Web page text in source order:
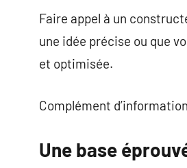
Faire appel à un
une idée précise ou que
et optimisée.
Complément
Une base